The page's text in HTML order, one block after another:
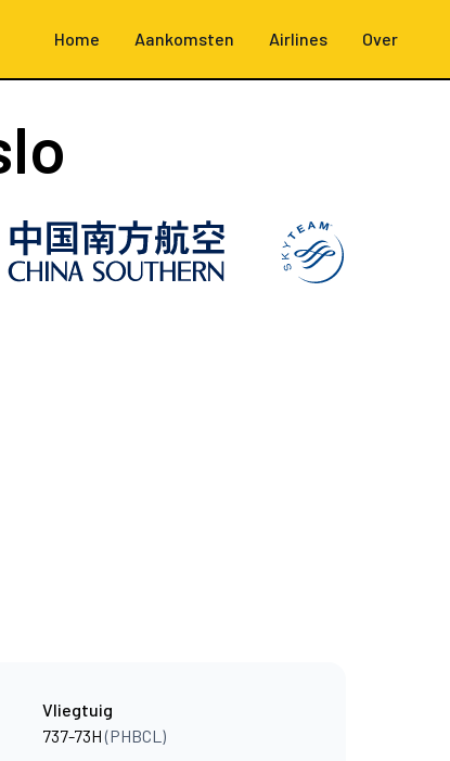
Home Aankomsten Airlines Over
Vliegtuig
737-73H(PHBCL)